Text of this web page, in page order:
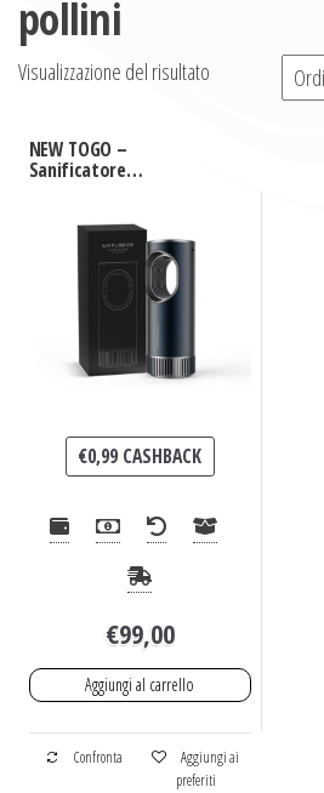
pollini
Visualizzazione del risultato
NEW TOGO –
Sanificatore
€0,99 CASHBACK
€99,00
Aggiungi al carrello
Confronta
Aggiungi ai
preferiti